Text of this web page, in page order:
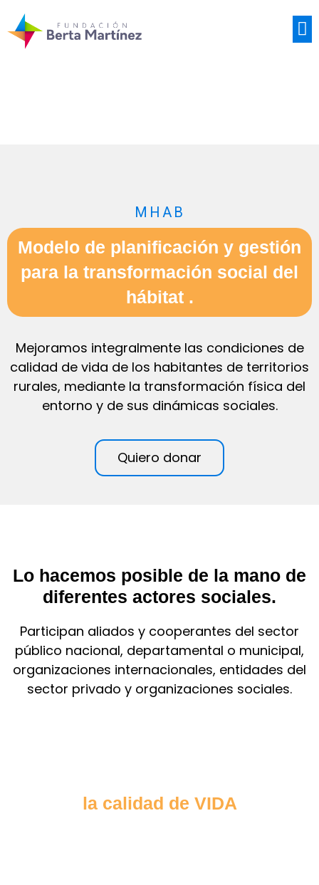
MHAB
Modelo de planificación y gestión
para la transformación social del
hábitat .
Mejoramos integralmente las condiciones de
calidad de vida de los habitantes de territorios
rurales, mediante la transformación física del
entorno y de sus dinámicas sociales.
Quiero donar
Lo hacemos posible de la mano de
diferentes actores sociales.
Participan aliados y cooperantes del sector
público nacional, departamental o municipal,
organizaciones internacionales, entidades del
sector privado y organizaciones sociales.
la calidad de VIDA